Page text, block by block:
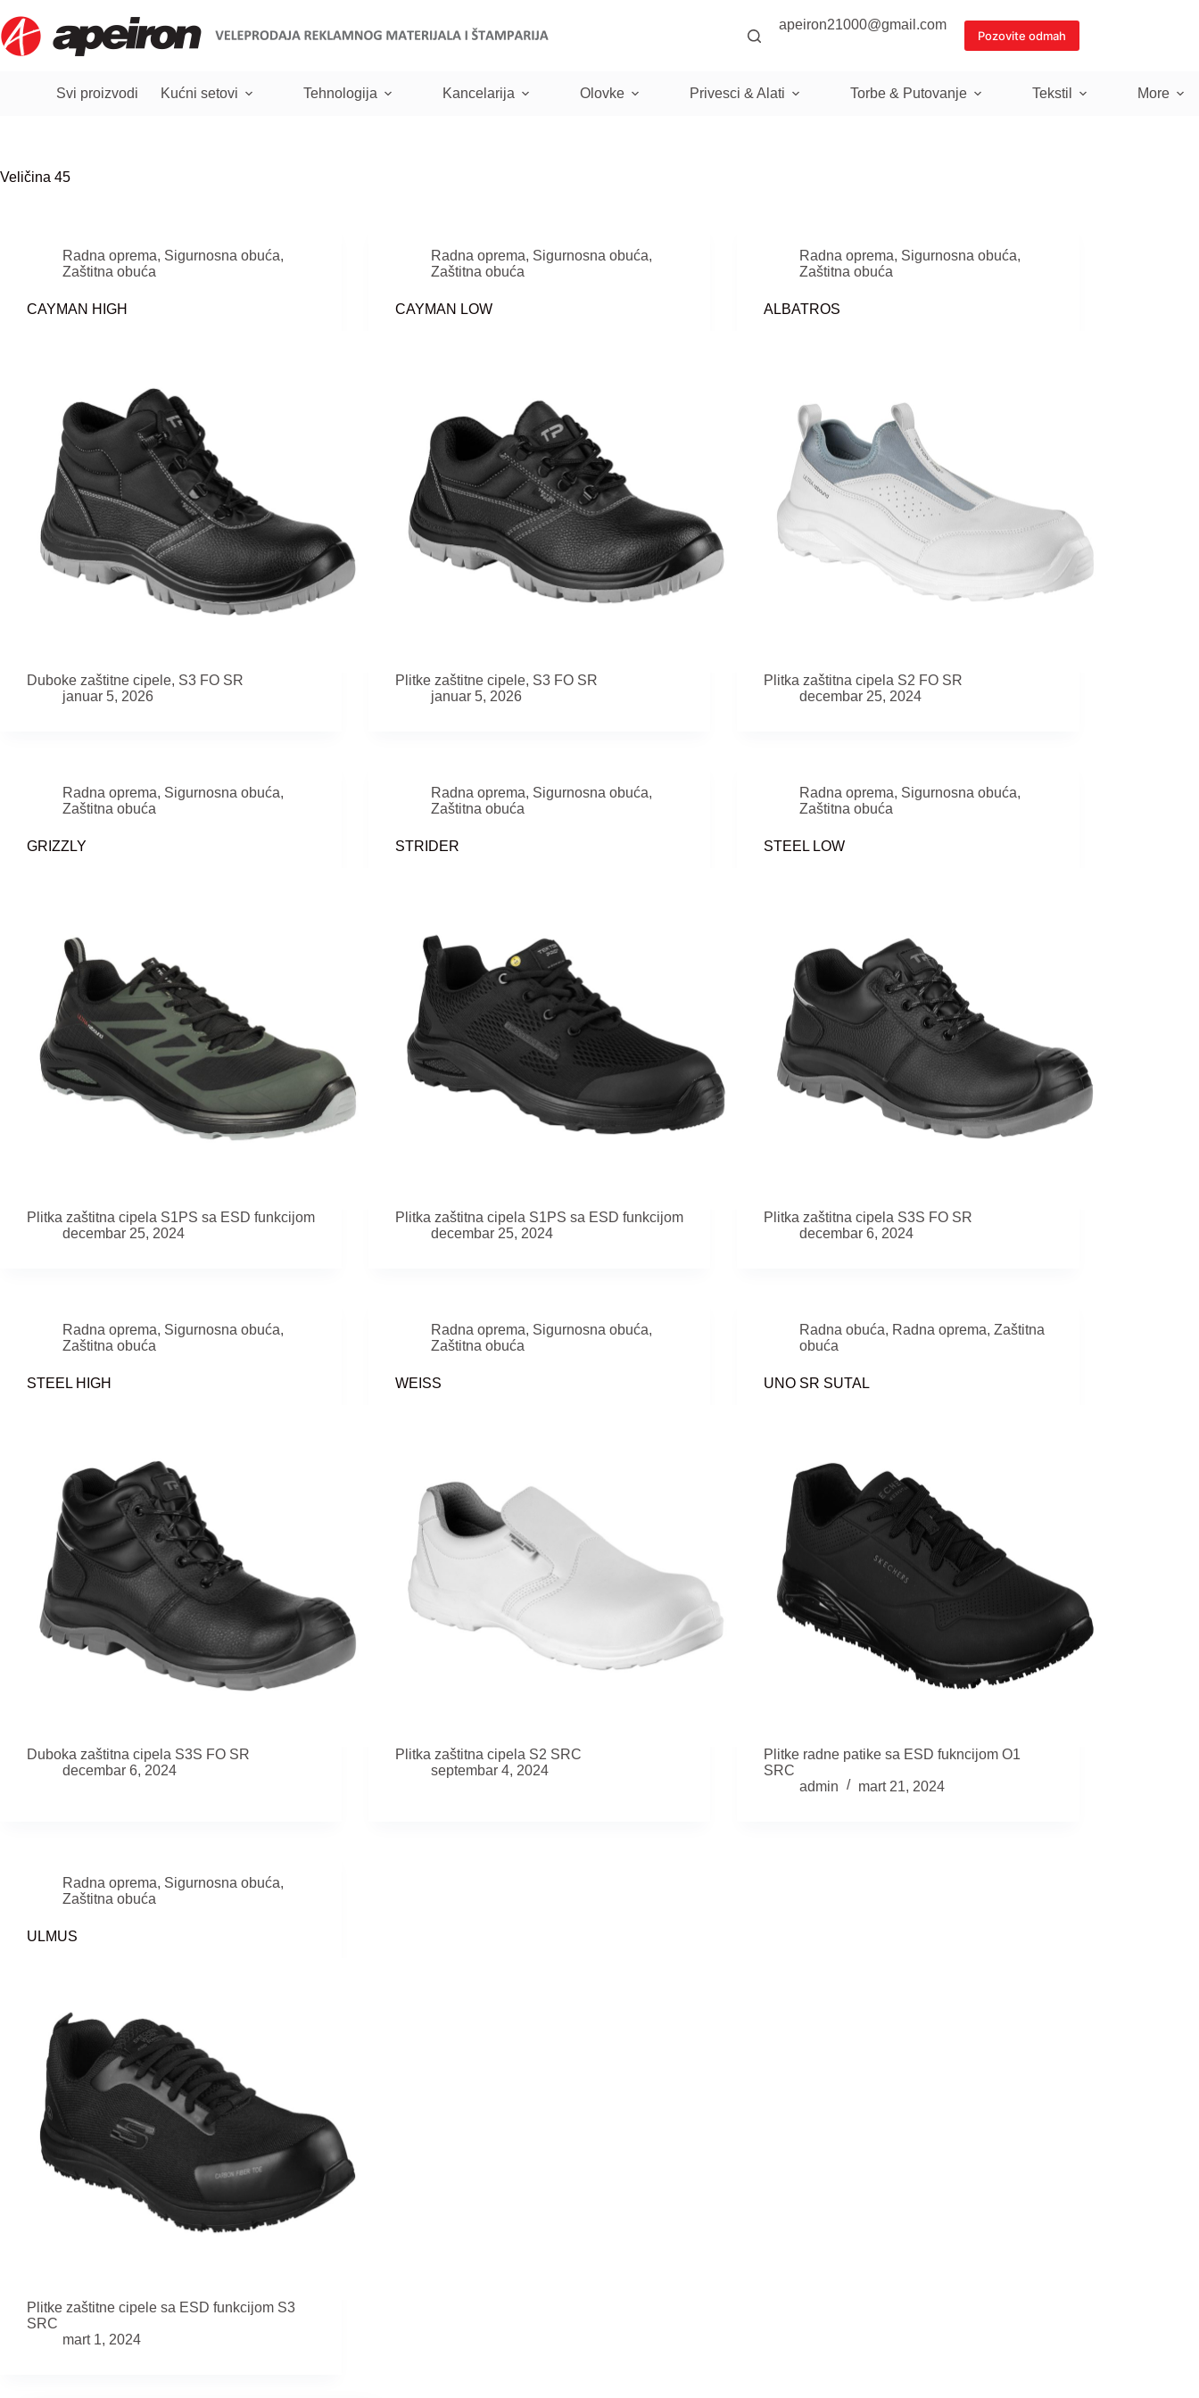
to
content
apeiron21000@gmail.com
Pozovite odmah
Svi proizvodi Kućni setovi Tehnologija Kancelarija Olovke Privesci & Alati Torbe & Putovanje Tekstil More
Veličina 45
Radna oprema, Sigurnosna obuća,
Zaštitna obuća
CAYMAN HIGH
Duboke zaštitne cipele, S3 FO SR
januar 5, 2026
Radna oprema, Sigurnosna obuća,
Zaštitna obuća
CAYMAN LOW
Plitke zaštitne cipele, S3 FO SR
januar 5, 2026
Radna oprema, Sigurnosna obuća,
Zaštitna obuća
ALBATROS
Plitka zaštitna cipela S2 FO SR
decembar 25, 2024
Radna oprema, Sigurnosna obuća,
Zaštitna obuća
GRIZZLY
Plitka zaštitna cipela S1PS sa ESD funkcijom
decembar 25, 2024
Radna oprema, Sigurnosna obuća,
Zaštitna obuća
STRIDER
Plitka zaštitna cipela S1PS sa ESD funkcijom
decembar 25, 2024
Radna oprema, Sigurnosna obuća,
Zaštitna obuća
STEEL LOW
Plitka zaštitna cipela S3S FO SR
decembar 6, 2024
Radna oprema, Sigurnosna obuća,
Zaštitna obuća
STEEL HIGH
Duboka zaštitna cipela S3S FO SR
decembar 6, 2024
Radna oprema, Sigurnosna obuća,
Zaštitna obuća
WEISS
Plitka zaštitna cipela S2 SRC
septembar 4, 2024
Radna obuća, Radna oprema,Zaštitna
obuća
UNO SR SUTAL
Plitke radne patike sa ESD fukncijom O1
SRC
admin
mart 21, 2024
Radna oprema, Sigurnosna obuća,
Zaštitna obuća
ULMUS
Plitke zaštitne cipele sa ESD funkcijom S3
SRC
mart 1, 2024